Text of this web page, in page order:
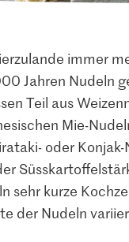
immer
Jahren Nudeln
Teil aus
Mie-
oder
kurze
der Nudeln